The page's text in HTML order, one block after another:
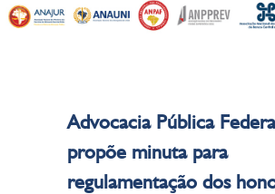
Advocacia Pública
propõe minuta para
regulamentação dos